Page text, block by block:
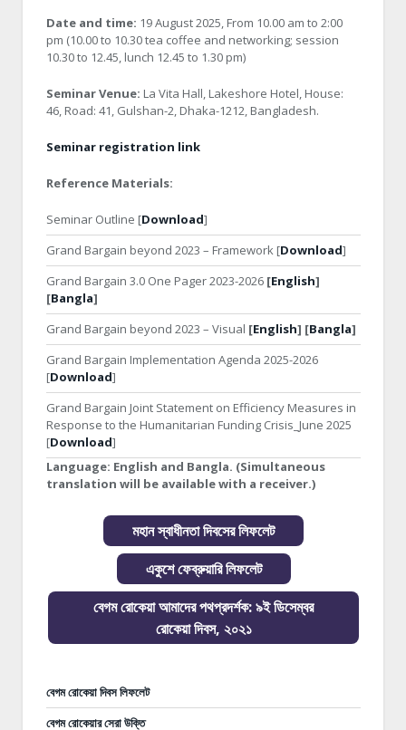
Date and time: 19 August 2025, From 10.00 am to 2:00
pm (10.00 to 10.30 tea coffee and networking; session
10.30 to 12.45, lunch 12.45 to 1.30 pm)
Seminar Venue: La Vita Hall, Lakeshore Hotel, House:
46, Road: 41, Gulshan-2, Dhaka-1212, Bangladesh.
Seminar registration link
Reference Materials:
Seminar Outline [Download]
Grand Bargain beyond 2023 – Framework [Download]
Grand Bargain 3.0 One Pager 2023-2026 [English]
[Bangla]
Grand Bargain beyond 2023 – Visual [English] [Bangla]
Grand Bargain Implementation Agenda 2025-2026
[Download]
Grand Bargain Joint Statement on Efficiency Measures in
Response to the Humanitarian Funding Crisis_June 2025
[Download]
Language: English and Bangla. (Simultaneous
translation will be available with a receiver.)
মহান স্বাধীনতা দিবসের লিফলেট
একুশে ফেব্রুয়ারি লিফলেট
বেগম রোকেয়া আমাদের পথপ্রদর্শক: ৯ই ডিসেম্বর
রোকেয়া দিবস, ২০২১
বেগম রোকেয়া দিবস লিফলেট
বেগম রোকেয়ার সেরা উক্তি